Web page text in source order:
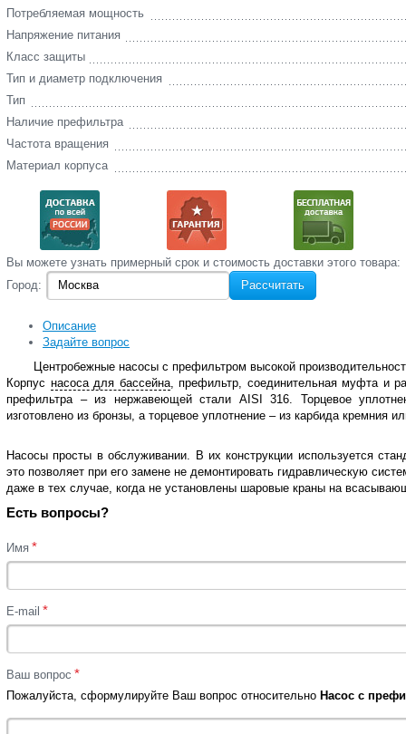
Потребляемая мощность
Напряжение питания
Класс защиты
Тип и диаметр подключения
Тип
Наличие префильтра
Частота вращения
Материал корпуса
Вы‌ можете‌ узнать‌ примерный срок и стоимость‌ доставки этого товара:
Город:
Рассчитать
Описание
Задайте вопрос
Центробежные насосы с префильтром высокой
Корпус насоса для бассейна, префильтр, соединительная муфта и
префильтра – из нержавеющей стали AISI 316. Торцевое
изготовлено из бронзы, а торцевое уплотнение – из карбида кремния
Насосы просты в обслуживании. В их конструкции используется
это позволяет при его замене не демонтировать гидравлическую
даже в тех случае, когда не установлены шаровые краны на
Есть вопросы?
Имя *
E-mail *
Ваш вопрос *
Пожалуйста, сформулируйте Ваш вопрос относительно Насос с